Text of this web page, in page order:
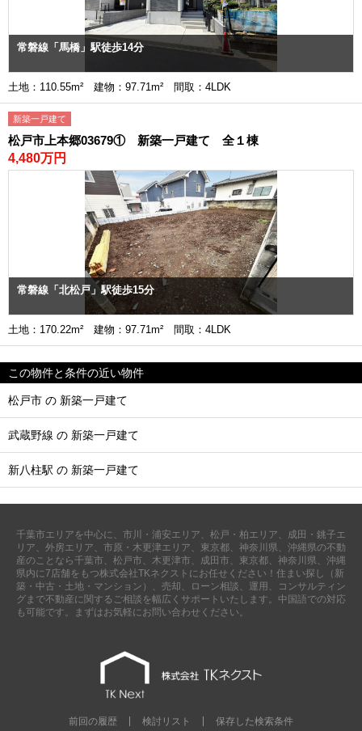
常磐線「馬橋」駅徒歩14分
土地：110.55m² 建物：97.71m² 間取：4LDK
新築一戸建て
松戸市上本郷03679① 新築一戸建て 全１棟
4,480万円
常磐線「北松戸」駅徒歩15分
土地：170.22m² 建物：97.71m² 間取：4LDK
この物件と条件の近い物件
松戸市 の 新築一戸建て
武蔵野線 の 新築一戸建て
新八柱駅 の 新築一戸建て
千葉市エリアを中心に、市川・浦安エリア、松戸・柏エリア、成田・銚子エ
リア、外房エリア、市原・木更津エリア、東京都、神奈川県、沖縄県の不動
産のことなら千葉市、松戸市、木更津市、成田市、東京都、神奈川県、沖縄
県内に7店舗をもつ株式会社TKネクストにお任せください！住まい探し（新
築・中古・土地・マンション）、売却、ローン相談、運用、コンサルティン
グまで不動産に関するご相談を幅広くサポートいたします。中国語での対応
も可能です。まずはお気軽にお問い合わせください。
前回の履歴 検討リスト 保存した検索条件